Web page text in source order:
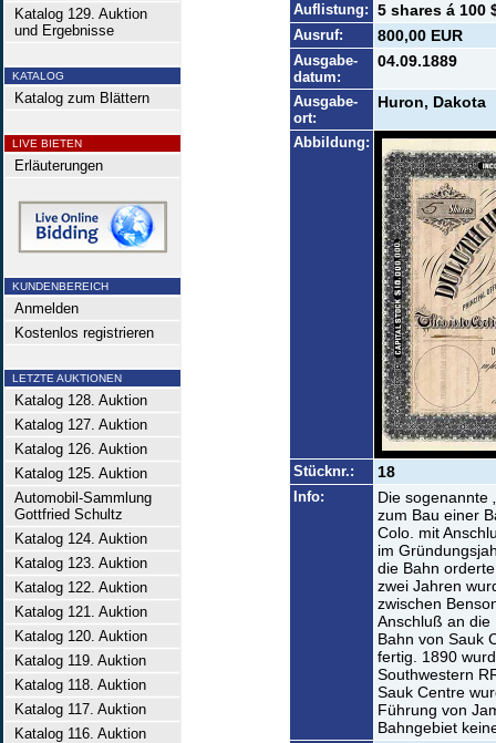
Katalog 129. Auktion
und Ergebnisse
KATALOG
Katalog zum Blättern
LIVE BIETEN
Erläuterungen
KUNDENBEREICH
Anmelden
Kostenlos registrieren
LETZTE AUKTIONEN
Katalog 128. Auktion
Katalog 127. Auktion
Katalog 126. Auktion
Katalog 125. Auktion
Automobil-Sammlung
Gottfried Schultz
Katalog 124. Auktion
Katalog 123. Auktion
Katalog 122. Auktion
Katalog 121. Auktion
Katalog 120. Auktion
Katalog 119. Auktion
Katalog 118. Auktion
Katalog 117. Auktion
Katalog 116. Auktion
Auflistung: 5 shares á 100
Ausruf: 800,00 EUR
Ausgabe-
datum:
04.09.1889
Ausgabe-
ort:
Huron, Dakota
Abbildung:
Stücknr.: 18
Info:
Die sogenannte
zum Bau einer
Colo. mit
im
die Bahn
zwei Jahren
zwischen
Anschluß an die
Bahn von Sauk
fertig. 1890
Southwestern
Sauk Centre
Führung von
Bahngebiet